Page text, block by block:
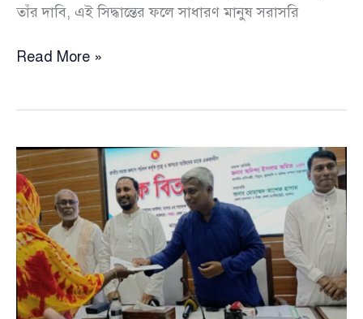
তাঁর দাবি, এই সিদ্ধান্তের ফলে সাধারণ মানুষ সরাসরি
জ্বালানি
প্রতিদিন
১৬৭
কোটি
টাকা
ভর্তুকি
—
প্রতিমন্ত্রীর
বক্তব্যে
Read More »